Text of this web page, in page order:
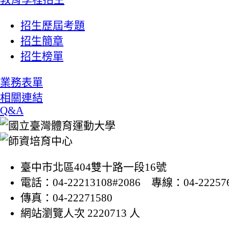
招生歷屆考題
招生簡章
招生榜單
業務表單
相關連結
Q&A
臺中市北區404雙十路一段16號
電話：04-22213108#2086 專線：04-
傳真：04-22271580
網站瀏覽人次 2220713 人